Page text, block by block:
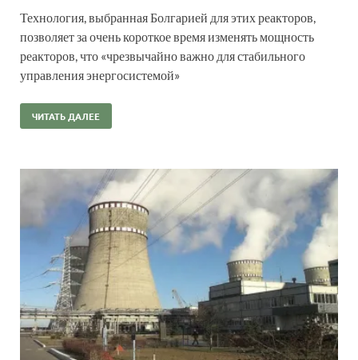
Технология, выбранная Болгарией для этих реакторов,
позволяет за очень короткое время изменять мощность
реакторов, что «чрезвычайно важно для стабильного
управления энергосистемой»
ЧИТАТЬ ДАЛЕЕ